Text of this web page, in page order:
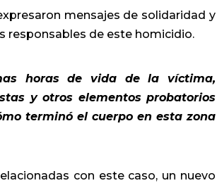
mensajes de solidaridad y
responsables de este homicidio.
horas de vida de la víctima,
y otros elementos probatorios
terminó el cuerpo en esta zona
con este caso, un nuevo